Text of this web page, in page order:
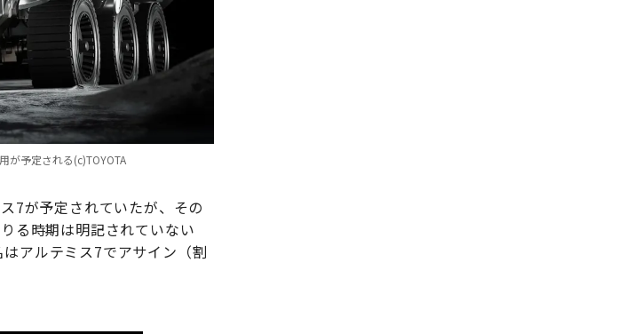
が予定される(c)TOYOTA
7が予定されていたが、その
る時期は明記されていない
アルテミス7でアサイン（割